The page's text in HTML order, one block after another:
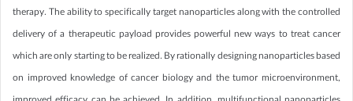
therapy. The ability to specifically target nanoparticles along with the controlled
delivery of a therapeutic payload provides powerful new ways to treat cancer
which are only starting to be realized. By rationally designing nanoparticles based
on improved knowledge of cancer biology and the tumor microenvironment,